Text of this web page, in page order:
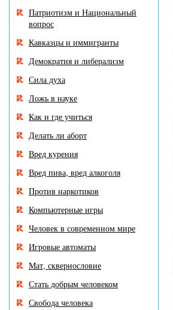
Патриотизм и Национальный
вопрос
Кавказцы и иммигранты
Демократия и либерализм
Сила духа
Ложь в науке
Как и где учиться
Делать ли аборт
Вред курения
Вред пива, вред алкоголя
Против наркотиков
Компьютерные игры
Человек в современном мире
Игровые автоматы
Мат, сквернословие
Стать добрым человеком
Свобода человека